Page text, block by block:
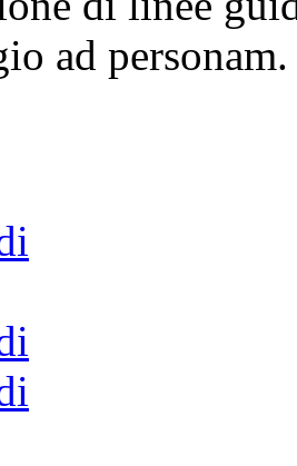
ad personam.